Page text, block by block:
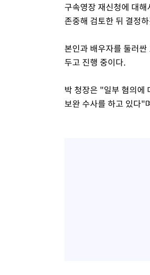
구속영장 재신청에 대
존중해 검토한 뒤 결정
본인과 배우자를 둘러
두고 진행 중이다.
박 청장은 "일부 혐의에
보완 수사를 하고 있다"